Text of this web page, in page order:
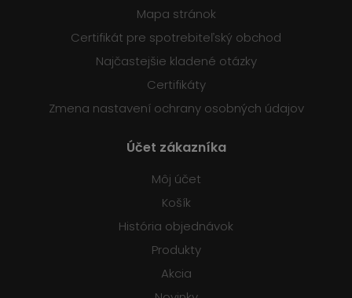
Mapa stránok
Certifikát pre spotrebiteľský obchod
Najčastejšie kladené otázky
Certifikáty
Zmena nastavení ochrany osobných údajov
Účet zákazníka
Môj účet
Košík
História objednávok
Produkty
Akcia